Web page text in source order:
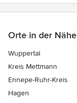
Orte in der Nähe
Wuppertal
Kreis Mettmann
Ennepe-Ruhr-Kreis
Hagen